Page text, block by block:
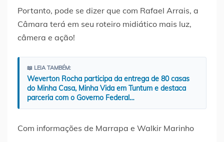
Portanto, pode se dizer que com Rafael Arrais, a
Câmara terá em seu roteiro midiático mais luz,
câmera e ação!
📖 LEIA TAMBÉM:
Weverton Rocha participa da entrega de 80 casas
do Minha Casa, Minha Vida em Tuntum e destaca
parceria com o Governo Federal…
Com informações de Marrapa e Walkir Marinho